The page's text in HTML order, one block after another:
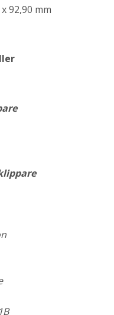
92,90 mm